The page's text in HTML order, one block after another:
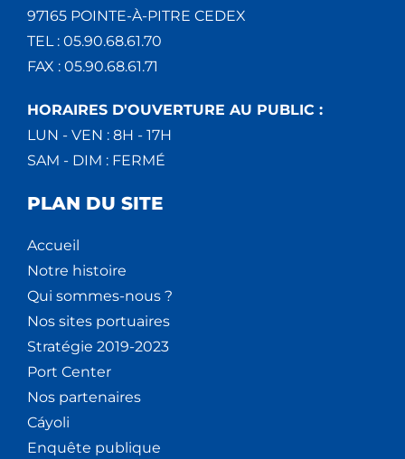
97165 POINTE-À-PITRE CEDEX
TEL : 05.90.68.61.70
FAX : 05.90.68.61.71
HORAIRES D'OUVERTURE AU PUBLIC :
LUN - VEN : 8H - 17H
SAM - DIM : FERMÉ
PLAN DU SITE
Accueil
Notre histoire
Qui sommes-nous ?
Nos sites portuaires
Stratégie 2019-2023
Port Center
Nos partenaires
Cáyoli
Enquête publique